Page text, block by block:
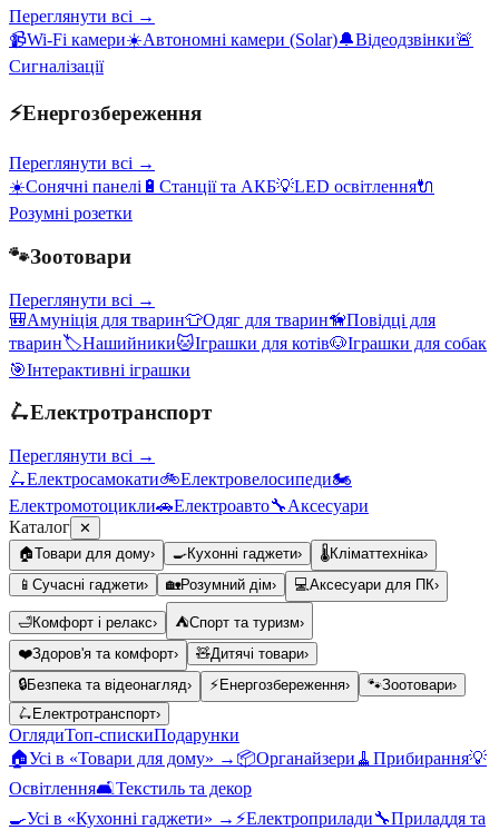
Переглянути всі →
📹Wi-Fi камери☀️Автономні камери (Solar)🔔Відеодзвінки🚨
Сигналізації
⚡Енергозбереження
Переглянути всі →
☀️Сонячні панелі 🔋 Станції та АКБ💡LED освітлення🔌
Розумні розетки
🐾Зоотовари
Переглянути всі →
🎒Амуніція для тварин👕Одяг для тварин🦮Повідці для
тварин🏷️Нашийники🐱Іграшки для котів🐶Іграшки для собак
🎯Інтерактивні іграшки
🛴Електротранспорт
Переглянути всі →
🛴Електросамокати🚲Електровелосипеди🏍️
Електромотоцикли🚗Електроавто🔧Аксесуари
Каталог ✕
🏠Товари для дому› 🍳Кухонні гаджети› 🌡️Кліматтехніка›
📱 Сучасні гаджети› 🏡Розумний дім› 💻Аксесуари для ПК›
🛁Комфорт і релакс› ⛺Спорт та туризм›
❤️Здоров'я та комфорт› 🧸Дитячі товари›
🔒Безпека та відеонагляд› ⚡ Енергозбереження› 🐾Зоотовари›
🛴 Електротранспорт›
ОглядиТоп-спискиПодарунки
🏠Усі в «Товари для дому» → 📦Органайзери 🧹 Прибирання💡
Освітлення🛋️Текстиль та декор
🍳Усі в «Кухонні гаджети» → ⚡Електроприлади🔧Приладдя та